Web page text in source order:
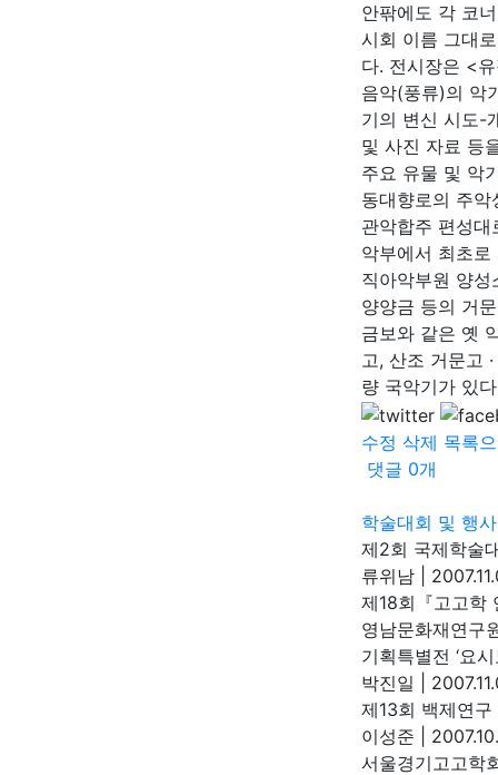
안팎에도 각 코
시회 이름 그대
다. 전시장은 <
음악(풍류)의 악
기의 변신 시도-
및 사진 자료 등
주요 유물 및 악
동대향로의 주
관악합주 편성대
악부에서 최초
직아악부원 양
양양금 등의 거
금보와 같은 옛
고, 산조 거문고
량 국악기가 있
수정 삭제 목록
댓글 0개
학술대회 및 행사
제2회 국제학술
류위남
제18회『고고학
영남문화재연구
기획특별전 ‘요
박진일
제13회 백제연
이성준
서울경기고고학